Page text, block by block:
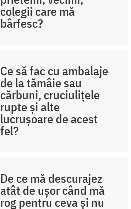
colegii care mă
bârfesc?
Ce să fac cu ambalaje
de la tămâie sau
cărbuni, cruciulițele
rupte și alte
lucrușoare de acest
fel?
De ce mă descurajez
atât de ușor când mă
rog pentru ceva și nu